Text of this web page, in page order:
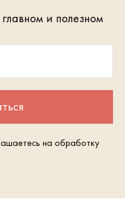
и полезном
на обработку